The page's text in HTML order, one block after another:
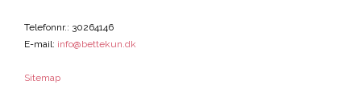
Telefonnr.: 30264146
E-mail: info@bettekun.dk
Sitemap